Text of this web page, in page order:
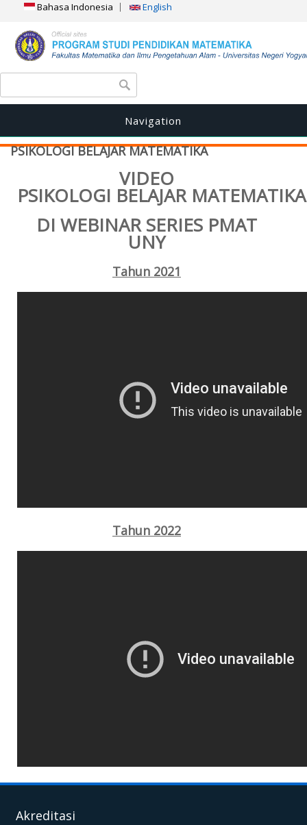
Bahasa Indonesia English
Search form
Navigation
PSIKOLOGI BELAJAR MATEMATIKA
VIDEO
PSIKOLOGI BELAJAR MATEMATIKA
DI WEBINAR SERIES PMAT
UNY
Tahun 2021
Tahun 2022
Akreditasi